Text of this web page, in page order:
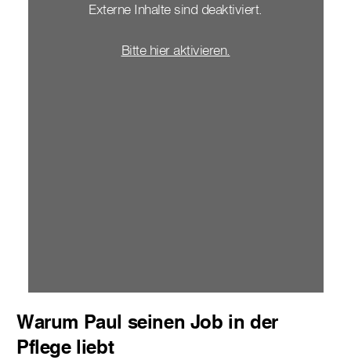
Externe Inhalte sind deaktiviert.
Bitte hier aktivieren.
Warum Paul seinen Job in der
Pflege liebt